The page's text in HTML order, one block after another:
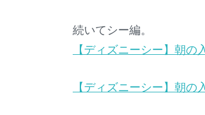
続いてシー編。
【ディズニーシー】朝の
【ディズニーシー】朝の